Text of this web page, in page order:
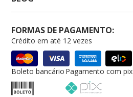
FORMAS DE PAGAMENTO:
Crédito em até 12 vezes
Boleto bancário Pagamento com pix